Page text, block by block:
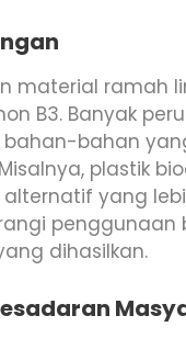
material ramah
B3. Banyak
bahan
plastik
yang
dihasilkan.